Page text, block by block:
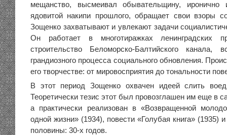
мещанство, высмеивал обывательщину,
ядовитой накипи прошлого, обращает свои взоры
Зощенко захватывают и увлекают задачи
Он работает в многотиражках ленинградских
строительство Беломорско-Балтийского
грандиозного процесса социального обновления.
его творчестве: от мировосприятия до тональности
В этот период Зощенко охвачен идеей слить
Теоретически тезис этот был провозглашен им еще в
а практически реализован в «Возвращенной
одной жизни» (1934), повести «Голубая книга» (1935)
половины: 30-х годов.